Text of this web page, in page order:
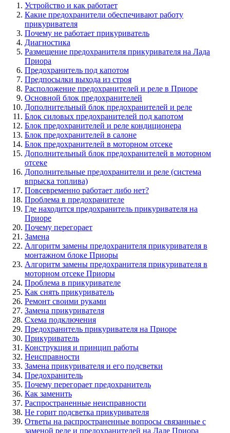
Устройство и как работает
Какие предохранители обеспечивают работу
прикуривателя
Почему не работает прикуриватель
Диагностика
Размещение предохранителя прикуривателя на Лада
Приора
Предохранитель под капотом
Предпосылки выхода из строя
Расположение предохранителей и реле в Приоре
Основной блок предохранителей
Дополнительный блок предохранителей и реле
Блок силовых предохранителей под капотом
Блок предохранителей и реле кондиционера
Блок предохранителей в салоне
Блок предохранителей в моторном отсеке
Дополнительный блок предохранителей в моторном
отсеке
Дополнительные предохранители и реле (система
впрыска топлива)
Повсевременно работает либо нет?
Проблема в предохранителе
Где находится предохранитель прикуривателя на
Приоре
Почему перегорает
Замена
Алгоритм замены предохранителя прикуривателя в
монтажном блоке Приоры
Алгоритм замены предохранителя прикуривателя в
моторном отсеке Приоры
Проблема в прикуривателе
Как снять прикуриватель
Ремонт своими руками
Замена прикуривателя
Схема подключения
Предохранитель прикуривателя на Приоре
Прикуриватель
Конструкция и принцип работы
Неисправности
Замена прикуривателя и его подсветки
Предохранитель
Почему перегорает предохранитель
Как заменить
Распространенные неисправности
Не горит подсветка прикуривателя
Ответы на распространенные вопросы связанные с
заменой реле и предохранителей на Ладе Приора